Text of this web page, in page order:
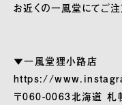
お近くの一風堂にてご
▼一風堂狸小路店
https://
〒060-0063北海道